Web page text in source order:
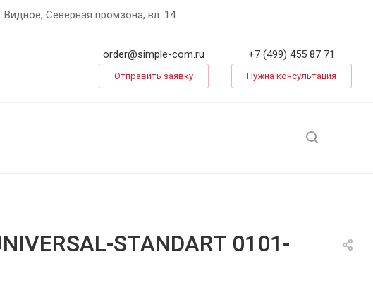
Видное, Северная промзона, вл. 14
order@simple-com.ru
Отправить заявку
+7 (499) 455 87 71
Нужна консультация
STANDART 0101-